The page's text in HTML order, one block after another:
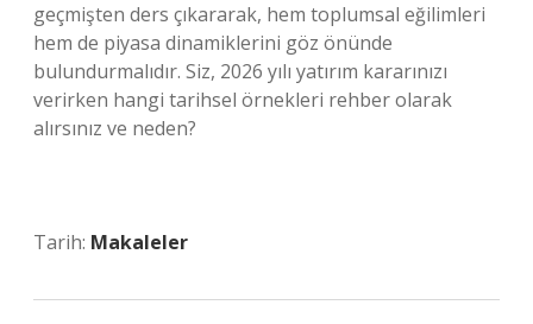
geçmişten ders çıkararak, hem toplumsal eğilimleri
hem de piyasa dinamiklerini göz önünde
bulundurmalıdır. Siz, 2026 yılı yatırım kararınızı
verirken hangi tarihsel örnekleri rehber olarak
alırsınız ve neden?
Tarih: Makaleler